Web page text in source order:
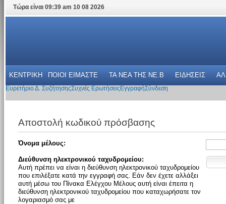
Τώρα είναι 09:39 am 10 08 2026
ΚΕΝΤΡΙΚΗ ΠΟΙΟΙ ΕΙΜΑΣΤΕ ΤΑ ΝΕΑ THΣ NE.B ΕΙΔΗΣΕΙΣ
Ευρετήριο Δ. ΣυζήτησηςΣυχνές Ερωτήσεις ΕγγραφήΣύνδεση
Αποστολή κωδικού πρόσβασης
Όνομα μέλους:
Διεύθυνση ηλεκτρονικού ταχυδρομείου:
Αυτή πρέπει να είναι η διεύθυνση ηλεκτρονικού ταχυδρομείου
που επιλέξατε κατά την εγγραφή σας. Εάν δεν έχετε αλλάξει
αυτή μέσω του Πίνακα Ελέγχου Μέλους αυτή είναι έπειτα η
διεύθυνση ηλεκτρονικού ταχυδρομείου που καταχωρήσατε τον
λογαριασμό σας με